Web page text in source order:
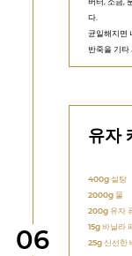
다.
균일해지면
반죽을 기타
단계
06
유자
400g설탕
2000g물
200g유자
15g바닐라
25g신선한